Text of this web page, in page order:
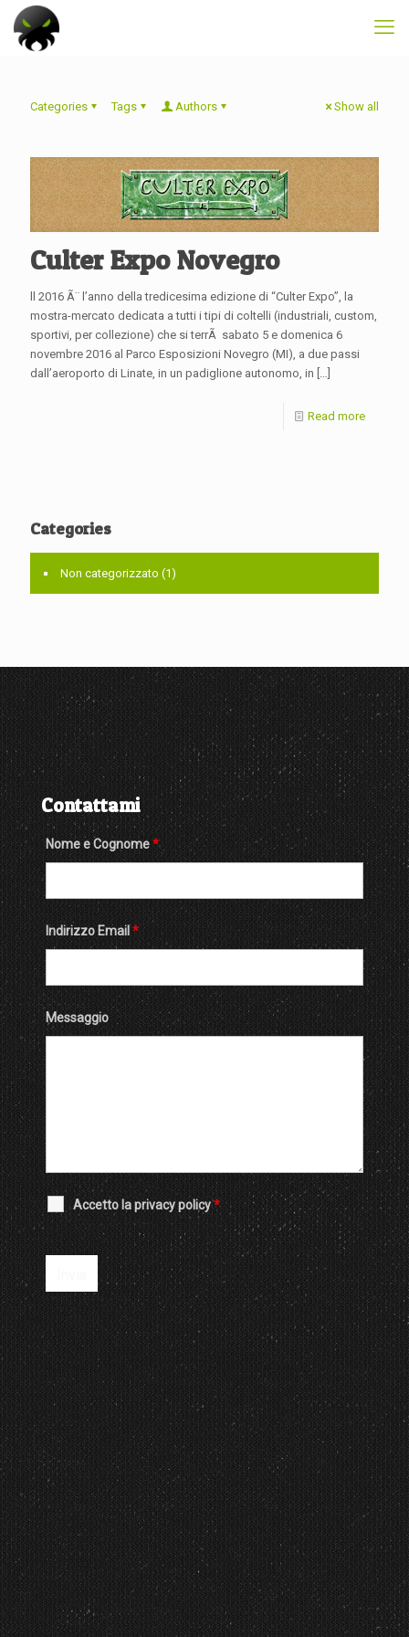
Categories Tags Authors Show all
Culter Expo Novegro
ll 2016 Ã¨ l’anno della tredicesima edizione di “Culter Expo”, la
mostra-mercato dedicata a tutti i tipi di coltelli (industriali, custom,
sportivi, per collezione) che si terrÃ sabato 5 e domenica 6
novembre 2016 al Parco Esposizioni Novegro (MI), a due passi
dall’aeroporto di Linate, in un padiglione autonomo, in
Read more
Categories
Non categorizzato (1)
Contattami
Nome e Cognome*
Indirizzo Email*
Messaggio
Accetto la privacy policy*